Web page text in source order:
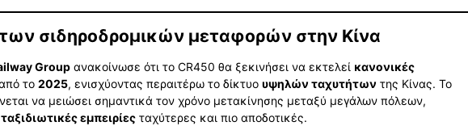
σιδηροδρομικών μεταφορών στην Κίνα
Group ανακοίνωσε ότι το CR450 θα ξεκινήσει να εκτελεί κανονικές
το 2025, ενισχύοντας περαιτέρω το δίκτυο υψηλών ταχυτήτων της Κίνας. Το
να μειώσει σημαντικά τον χρόνο μετακίνησης μεταξύ μεγάλων πόλεων,
ταξιδιωτικές εμπειρίες ταχύτερες και πιο αποδοτικές.